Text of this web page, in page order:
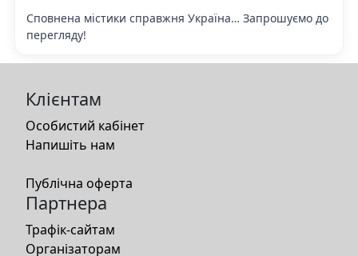
Сповнена містики справжня Україна… Запрошуємо до
перегляду!
Клієнтам
Особистий кабінет
Напишіть нам
Публічна оферта
Партнера
Трафік-сайтам
Організаторам